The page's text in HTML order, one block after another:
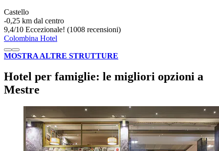
Castello
‐0,25 km dal centro
9,4/10 Eccezionale! (1008 recensioni)
Colombina Hotel
MOSTRA ALTRE STRUTTURE
Hotel per famiglie: le migliori opzioni a
Mestre